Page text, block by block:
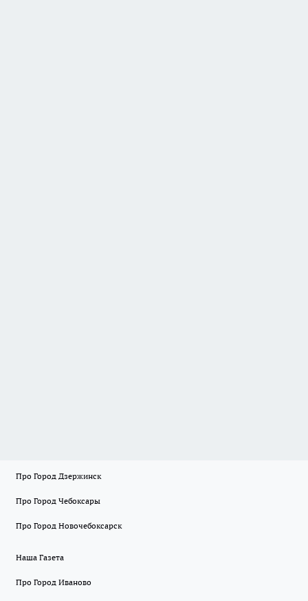
Про Город Дзержинск
Про Город Чебоксары
Про Город Новочебоксарск
Наша Газета
Про Город Иваново